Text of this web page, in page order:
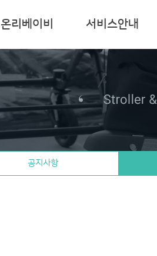
온리베이비 서비스안내
공지사항